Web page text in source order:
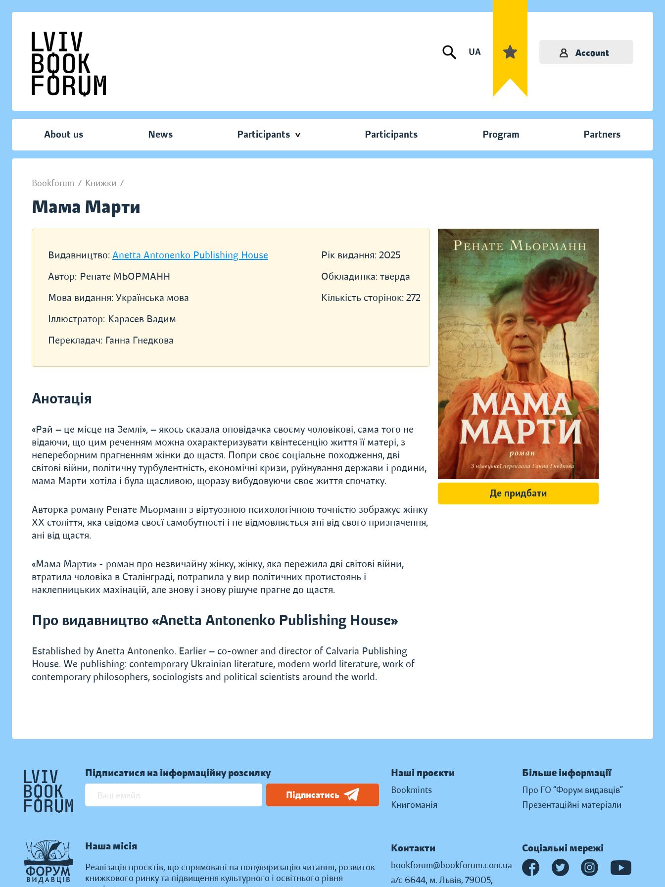
UA Account
About us News Participants Participants Program Partners
Bookforum / Книжки /
Мама Марти
Видавництво: Anetta Antonenko Publishing House
Автор: Ренате МЬОРМАНН
Мова видання: Українська мова
Іллюстратор: Карасев Вадим
Перекладач: Ганна Гнедкова
Рік видання: 2025
Обкладинка: тверда
Кількість сторінок: 272
Анотація
«Рай — це місце на Землі», — якось сказала оповідачка своєму чоловікові, сама того не
відаючи, що цим реченням можна охарактеризувати квінтесенцію життя її матері, з
непереборним прагненням жінки до щастя. Попри своє соціальне походження, дві
світові війни, політичну турбулентність, економічні кризи, руйнування держави і родини,
мама Марти хотіла і була щасливою, щоразу вибудовуючи своє життя спочатку.
Авторка роману Ренате Мьорманн з віртуозною психологічною точністю зображує жінку
ХХ століття, яка свідома своєї самобутності і не відмовляється ані від свого призначення,
ані від щастя.
«Мама Марти» - роман про незвичайну жінку, жінку, яка пережила дві світові війни,
втратила чоловіка в Сталінграді, потрапила у вир політичних протистоянь і
наклепницьких махінацій, але знову і знову рішуче прагне до щастя.
Про видавництво «Anetta Antonenko Publishing House»
Established by Anetta Antonenko. Earlier — co-owner and director of Calvaria Publishing
House. We publishing: contemporary Ukrainian literature, modern world literature, work of
contemporary philosophers, sociologists and political scientists around the world.
Де придбати
Підписатися на інформаційну розсилку
Підписатись
Наша місія
Реалізація проєктів, що спрямовані на популяризацію читання, розвиток
книжкового ринку та підвищення культурного і освітнього рівня
Наші проєкти
Bookmints
Книгоманія
Більше інформації
Про ГО “Форум видавців”
Презентаційні матеріали
Контакти
bookforum@bookforum.com.ua
а/с 6644, м. Львів, 79005,
Соціальні мережі